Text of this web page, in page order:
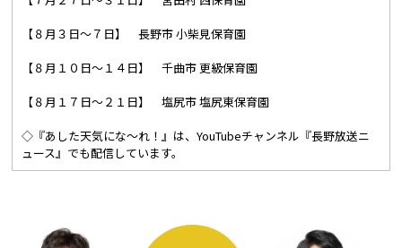
【８月３日～７日】 長野市 小柴見保育園
【８月１０日～１４日】 千曲市 更級保育園
【８月１７日～２１日】 塩尻市 塩尻東保育園
◇『あした天気にな～れ！』は、YouTubeチャンネル『長野放送ニ
ュース』でも配信しています。